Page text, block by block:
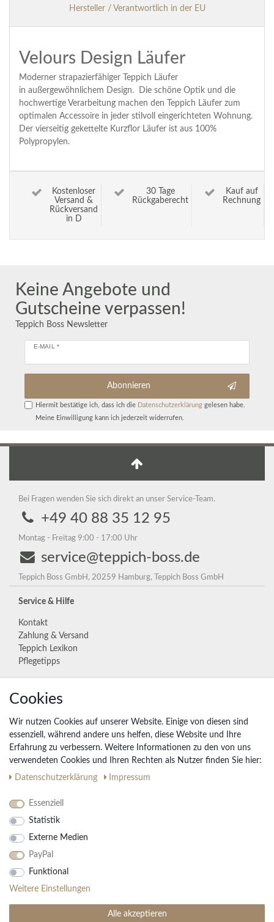
Hersteller / Verantwortlich in der EU
Velours Design Läufer
Moderner strapazierfähiger Teppich Läufer
in außergewöhnlichem Design. Die schöne Optik und die
hochwertige Verarbeitung machen den Teppich Läufer zum
optimalen Accessoire in jeder stilvoll eingerichteten Wohnung.
Der vierseitig gekettelte Kurzflor Läufer ist aus 100%
Polypropylen.
Kostenloser
Versand &
Rückversand
in D
30 Tage
Rückgaberecht
Kauf auf
Rechnung
Keine Angebote und
Gutscheine verpassen!
Teppich Boss Newsletter
E-MAIL *
Abonnieren
Hiermit bestätige ich, dass ich die Daten­schutz­erklärunggelesen habe.
Meine Einwilligung kann ich jederzeit widerrufen.
Bei Fragen wenden Sie sich direkt an unser Service-Team.
+49 40 88 35 12 95
Montag - Freitag 9:00 - 17:00 Uhr
service@teppich-boss.de
Teppich Boss GmbH, 20259 Hamburg, Teppich Boss GmbH
Service & Hilfe
Kontakt
Zahlung & Versand
Teppich Lexikon
Pflegetipps
Unternehmen
Widerrufs­recht
Vertrag widerrufen
Impressum
Daten­schutz­erklärung
AGB
Ihre Vorteile
30 Tage Rückgaberecht
Große Auswahl
Kauf auf Rechnung
Einfache Auftragsverfolgung
Cookies
Wir nutzen Cookies auf unserer Website. Einige von diesen sind
essenziell, während andere uns helfen, diese Website und Ihre
Erfahrung zu verbessern. Weitere Informationen zu den von uns
verwendeten Cookies und Ihren Rechten als Nutzer finden Sie hier:
Daten­schutz­erklärung
Impressum
Essenziell
Statistik
Externe Medien
PayPal
Funktional
Weitere Einstellungen
Alle akzeptieren